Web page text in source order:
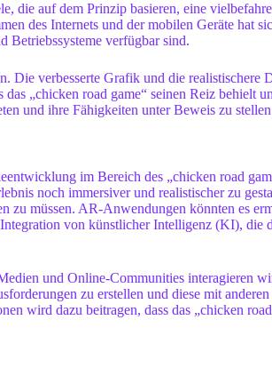
die auf dem Prinzip basieren, eine
des Internets und der mobilen Geräte hat
Betriebssysteme verfügbar sind.
verbesserte Grafik und die realistischere
„chicken road game“ seinen Reiz behielt
und ihre Fähigkeiten unter Beweis zu
im Bereich des „chicken road
noch immersiver und realistischer zu
zu müssen. AR-Anwendungen könnten es
von künstlicher Intelligenz (KI), die
und Online-Communities interagieren
zu erstellen und diese mit
wird dazu beitragen, dass das „chicken